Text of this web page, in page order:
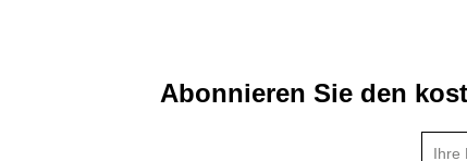
Abonnieren Sie den